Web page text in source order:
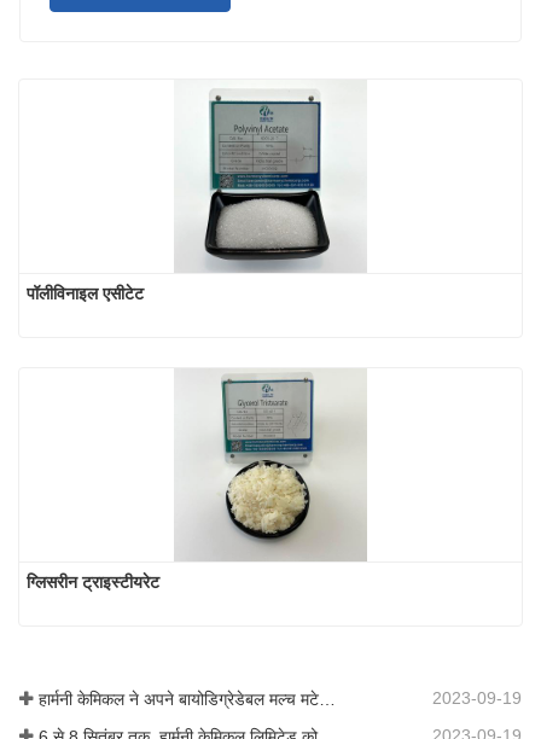
पॉलीविनाइल एसीटेट
ग्लिसरीन ट्राइस्टीयरेट
2023-09-19